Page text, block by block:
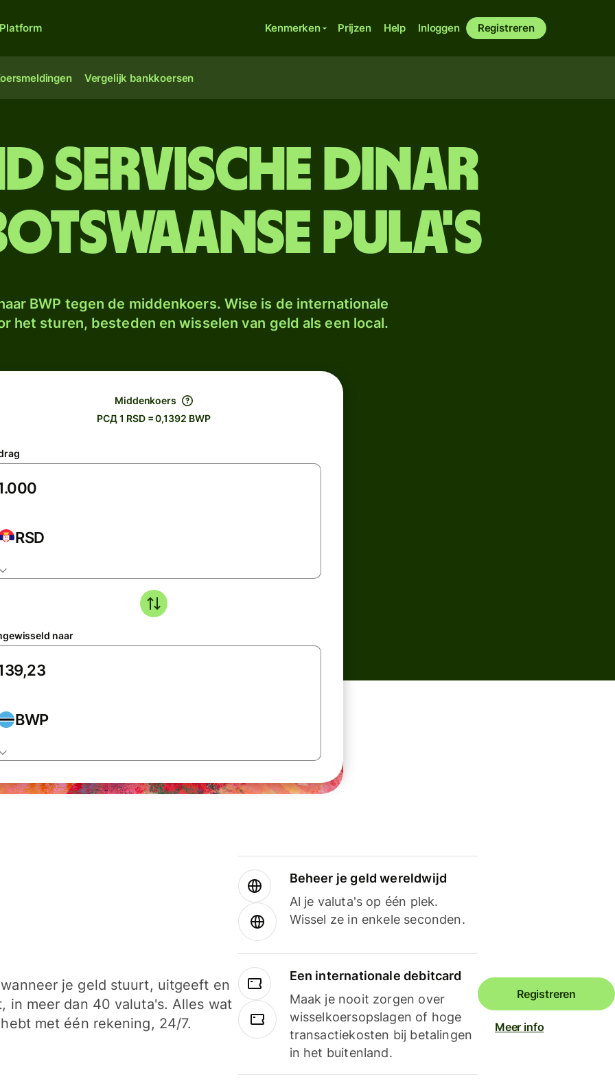
Platform Kenmerken Prijzen Help Inloggen Registreren
Vergelijk bankkoersen
Servische dinar
pula's
BWP tegen de middenkoers. Wise is de internationale
het sturen, besteden en wisselen van geld als een local.
Middenkoers
РСД 1 RSD = 0,1392 BWP
RSD
naar
BWP
je geld stuurt, uitgeeft en
in meer dan 40 valuta's. Alles wat
met één rekening, 24/7.
Beheer je geld wereldwijd
Al je valuta's op één plek.
Wissel ze in enkele seconden.
Een internationale debitcard
Maak je nooit zorgen over
wisselkoersopslagen of hoge
transactiekosten bij betalingen
in het buitenland.
Registreren
Meer info